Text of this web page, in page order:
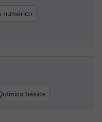
numérico
básica